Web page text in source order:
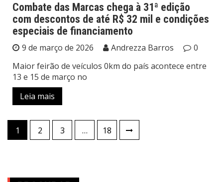
Combate das Marcas chega à 31ª edição
com descontos de até R$ 32 mil e condições
especiais de financiamento
9 de março de 2026 Andrezza Barros
0
Maior feirão de veículos 0km do país acontece entre
13 e 15 de março no
Leia mais
Paginação
de
1 2 3 … 18